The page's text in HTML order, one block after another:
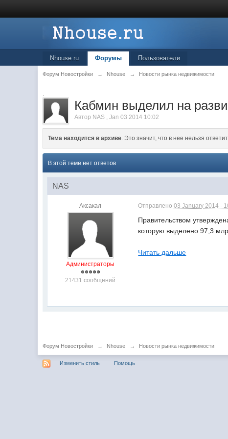
Nhouse.ru Форумы Пользователи
Форум Новостройки → Nhouse → Новости рынка недвижимости
.
Кабмин выделил на
Автор NAS ,Jan 03 2014 10:02
Тема находится в архиве. Это значит, что в нее нельзя
В этой теме нет ответов
NAS
Аксакал
Администраторы
21431 сообщений
Отправлено03 January 2014 -
Правительством
которую выделено 97,3
Читать дальше
Форум Новостройки → Nhouse → Новости рынка недвижимости
Изменить стиль Помощь